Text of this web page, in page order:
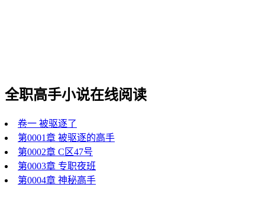
全职高手小说在线阅读
卷一 被驱逐了
第0001章 被驱逐的高手
第0002章 C区47号
第0003章 专职夜班
第0004章 神秘高手